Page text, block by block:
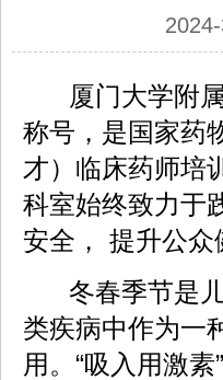
厦门大学附
称号，是国家药
才）临床药师培
科室始终致力于
安全， 提升公众
冬春季节是
类疾病中作为一
用。“吸入用激